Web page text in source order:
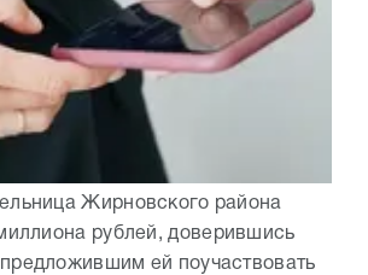
Жирновского района
рублей, доверившись
ей поучаствовать